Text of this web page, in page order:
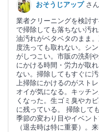
おそうじアップ さ
業者クリーニングを検討
で掃除しても落ちない汚
油汚れがベタベタのまま
度洗っても取れない。シ
がしつこい。市販の洗剤
にかける時間・労力が取
ない。掃除してもすぐに
上掃除にかけるのがスト
オイが気になる。キッチ
くなった。生ゴミ臭やカ
に残っている。 掃除して
季節の変わり目やイベン
（退去時は特に重要）。